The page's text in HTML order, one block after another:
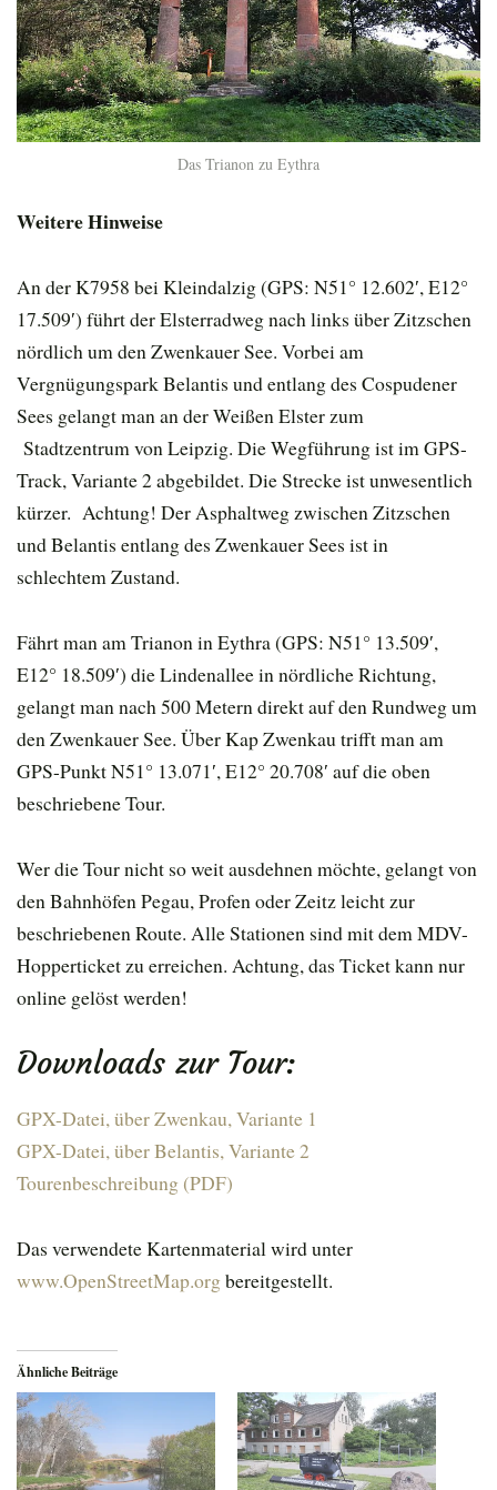
Das Trianon zu Eythra
Weitere Hinweise
An der K7958 bei Kleindalzig (GPS: N51° 12.602′, E12°
17.509′) führt der Elsterradweg nach links über Zitzschen
nördlich um den Zwenkauer See. Vorbei am
Vergnügungspark Belantis und entlang des Cospudener
Sees gelangt man an der Weißen Elster zum
Stadtzentrum von Leipzig. Die Wegführung ist im GPS-
Track, Variante 2 abgebildet. Die Strecke ist unwesentlich
kürzer. Achtung! Der Asphaltweg zwischen Zitzschen
und Belantis entlang des Zwenkauer Sees ist in
schlechtem Zustand.
Fährt man am Trianon in Eythra (GPS: N51° 13.509′,
E12° 18.509′) die Lindenallee in nördliche Richtung,
gelangt man nach 500 Metern direkt auf den Rundweg um
den Zwenkauer See. Über Kap Zwenkau trifft man am
GPS-Punkt N51° 13.071′, E12° 20.708′ auf die oben
beschriebene Tour.
Wer die Tour nicht so weit ausdehnen möchte, gelangt von
den Bahnhöfen Pegau, Profen oder Zeitz leicht zur
beschriebenen Route. Alle Stationen sind mit dem MDV-
Hopperticket zu erreichen. Achtung, das Ticket kann nur
online gelöst werden!
Downloads zur Tour:
GPX-Datei, über Zwenkau, Variante 1
GPX-Datei, über Belantis, Variante 2
Tourenbeschreibung (PDF)
Das verwendete Kartenmaterial wird unter
www.OpenStreetMap.orgbereitgestellt.
Ähnliche Beiträge